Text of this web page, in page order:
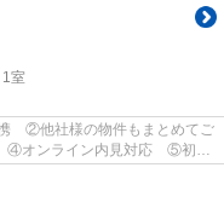
1室
携 ②他社様の物件もまとめてご
④オンライン内見対応 ⑤初期